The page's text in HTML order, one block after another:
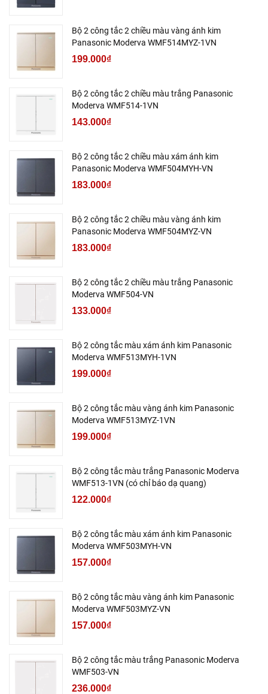
Bộ 2 công tắc 2 chiều màu vàng ánh kim
Panasonic Moderva WMF514MYZ-1VN
199.000₫
Bộ 2 công tắc 2 chiều màu trắng Panasonic
Moderva WMF514-1VN
143.000₫
Bộ 2 công tắc 2 chiều màu xám ánh kim
Panasonic Moderva WMF504MYH-VN
183.000₫
Bộ 2 công tắc 2 chiều màu vàng ánh kim
Panasonic Moderva WMF504MYZ-VN
183.000₫
Bộ 2 công tắc 2 chiều màu trắng Panasonic
Moderva WMF504-VN
133.000₫
Bộ 2 công tắc màu xám ánh kim Panasonic
Moderva WMF513MYH-1VN
199.000₫
Bộ 2 công tắc màu vàng ánh kim Panasonic
Moderva WMF513MYZ-1VN
199.000₫
Bộ 2 công tắc màu trắng Panasonic Moderva
WMF513-1VN (có chỉ báo dạ quang)
122.000₫
Bộ 2 công tắc màu xám ánh kim Panasonic
Moderva WMF503MYH-VN
157.000₫
Bộ 2 công tắc màu vàng ánh kim Panasonic
Moderva WMF503MYZ-VN
157.000₫
Bộ 2 công tắc màu trắng Panasonic Moderva
WMF503-VN
236.000₫